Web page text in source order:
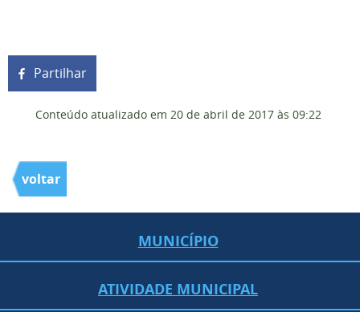
Partilhar
Conteúdo atualizado em 20 de abril de 2017 às 09:22
voltar
MUNICÍPIO
ATIVIDADE MUNICIPAL